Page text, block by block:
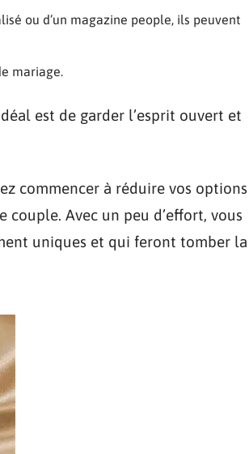
ou d’un magazine people, ils peuvent
mariage.
est de garder l’esprit ouvert et
commencer à réduire vos options
Avec un peu d’effort, vous
uniques et qui feront tomber la